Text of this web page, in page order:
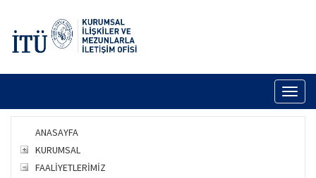
ANASAYFA
KURUMSAL
FAALİYETLERİMİZ